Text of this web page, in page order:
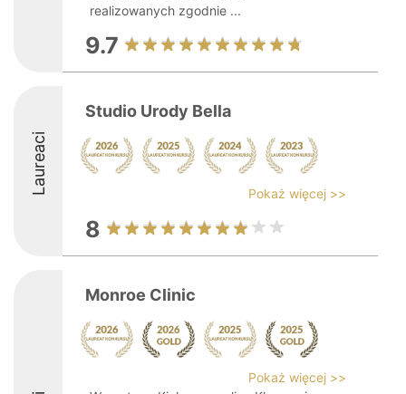
realizowanych zgodnie ...
9.7
Laureaci
Studio Urody Bella
Pokaż więcej >>
8
Monroe Clinic
Pokaż więcej >>